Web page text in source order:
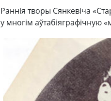
Раннія творы Сянкевіча
у многім аўтабіяграфічную